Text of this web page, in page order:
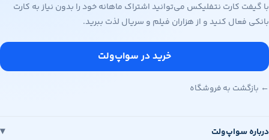
با گیفت کارت نتفلیکس می‌توانید اشتراک ماهانه خود را بدون نیاز به کارت
بانکی فعال کنید و از هزاران فیلم و سریال لذت ببرید.
خرید در سواپ‌ولت
← بازگشت به فروشگاه
درباره سواپ‌ولت